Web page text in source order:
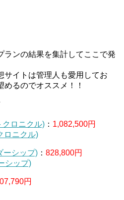
ランの結果を集計してここで発
サイトは管理人も愛用してお
めるのでオススメ！！
クロニクル) ： 1,082,500円
ーシップ) ： 828,800円
円